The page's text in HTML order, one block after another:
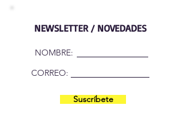
NOMBRE:
CORREO:
Suscríbete
NEWSLETTER / NOVEDADES